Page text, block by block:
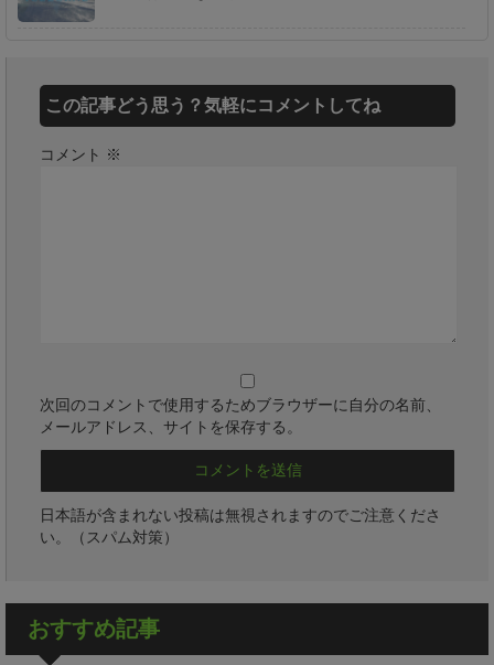
この記事どう思う？気軽にコメントしてね
コメント ※
次回のコメントで使用するためブラウザーに自分の名前、
メールアドレス、サイトを保存する。
日本語が含まれない投稿は無視されますのでご注意くださ
い。（スパム対策）
おすすめ記事